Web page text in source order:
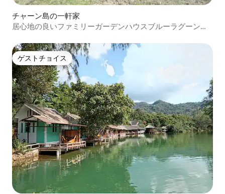
チャーン島の一軒家
居心地の良いファミリーガーデンハウスブルーラグーンリ
ゲストチョイス
ゲストチョイス